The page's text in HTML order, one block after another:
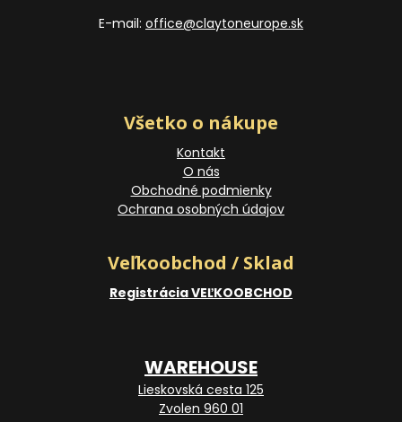
E-mail: office@claytoneurope.sk
Všetko o nákupe
Kontakt
O nás
Obchodné podmienky
Ochrana osobných údajov
Veľkoobchod / Sklad
Registrácia VEĽKOOBCHOD
WAREHOUSE
Lieskovská cesta 125
Zvolen 960 01